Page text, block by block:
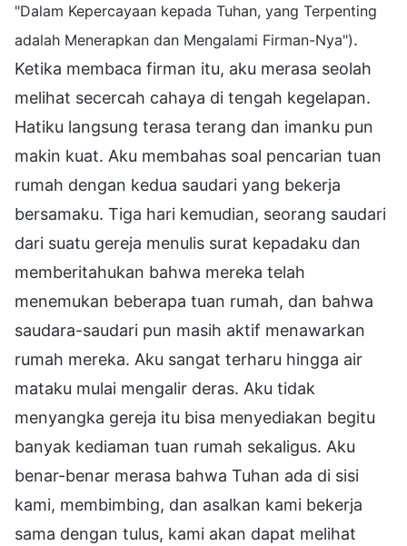
"Dalam Kepercayaan kepada Tuhan, yang Terpenting
adalah Menerapkan dan Mengalami Firman-Nya").
Ketika membaca firman itu, aku merasa seolah
melihat secercah cahaya di tengah kegelapan.
Hatiku langsung terasa terang dan imanku pun
makin kuat. Aku membahas soal pencarian tuan
rumah dengan kedua saudari yang bekerja
bersamaku. Tiga hari kemudian, seorang saudari
dari suatu gereja menulis surat kepadaku dan
memberitahukan bahwa mereka telah
menemukan beberapa tuan rumah, dan bahwa
saudara-saudari pun masih aktif menawarkan
rumah mereka. Aku sangat terharu hingga air
mataku mulai mengalir deras. Aku tidak
menyangka gereja itu bisa menyediakan begitu
banyak kediaman tuan rumah sekaligus. Aku
benar-benar merasa bahwa Tuhan ada di sisi
kami, membimbing, dan asalkan kami bekerja
sama dengan tulus, kami akan dapat melihat